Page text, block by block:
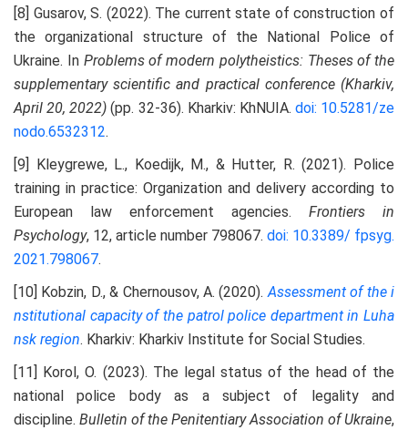
[8] Gusarov, S. (2022). The current state of construction of
the organizational structure of the National Police of
Ukraine. In Problems of modern polytheistics: Theses of the
supplementary scientific and practical conference (Kharkiv,
April 20, 2022)(pp. 32-36). Kharkiv: KhNUIA. doi: 10.5281/ze
nodo.6532312.
[9] Kleygrewe, L., Koedijk, M., & Hutter, R. (2021). Police
training in practice: Organization and delivery according to
European law enforcement agencies. Frontiers in
Psychology, 12, article number 798067. doi: 10.3389/ fpsyg.
2021.798067.
[10] Kobzin, D., & Chernousov, A. (2020).Assessment of the i
nstitutional capacity of the patrol police department in Luha
nsk region. Kharkiv: Kharkiv Institute for Social Studies.
[11] Korol, O. (2023). The legal status of the head of the
national police body as a subject of legality and
discipline. Bulletin of the Penitentiary Association of Ukraine,